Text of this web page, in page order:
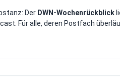
die
Kohle- und Öl-
Der DWN-Wochenrückblick
Für alle, deren Postfach